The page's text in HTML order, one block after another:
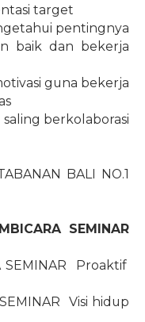
target
pentingnya
baik dan bekerja
guna bekerja
berkolaborasi
BALI NO.1
SEMINAR
Proaktif
Visi hidup